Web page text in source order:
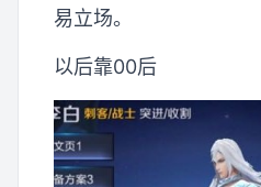
易立场。
以后靠00后